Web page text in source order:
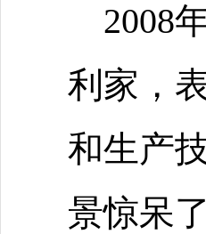
2008
利家，
和生产
景惊呆